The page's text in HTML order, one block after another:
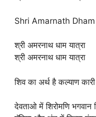
Shri Amarnath
श्री अमरनाथ धाम यात्रा
श्री अमरनाथ धाम यात्रा
शिव का अर्थ है कल्याण कारी
देवताओ में शिरोमणि भगवान